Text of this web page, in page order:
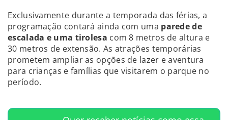
Exclusivamente durante a temporada das férias, a
programação contará ainda com uma parede de
escalada e uma tirolesa com 8 metros de altura e
30 metros de extensão. As atrações temporárias
prometem ampliar as opções de lazer e aventura
para crianças e famílias que visitarem o parque no
período.